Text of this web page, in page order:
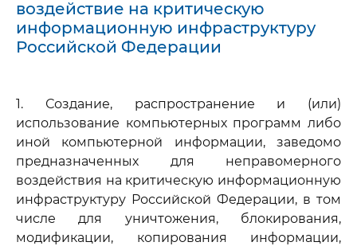
воздействие на критическую
информационную инфраструктуру
Российской Федерации
1. Создание, распространение и (или)
использование компьютерных программ либо
иной компьютерной информации, заведомо
предназначенных для неправомерного
воздействия на критическую информационную
инфраструктуру Российской Федерации, в том
числе для уничтожения, блокирования,
модификации, копирования информации,